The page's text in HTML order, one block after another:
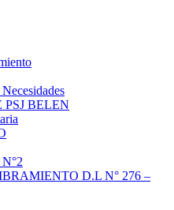
BELEN
D.L N° 276 –